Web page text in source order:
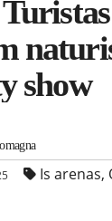
show
Is arenas,